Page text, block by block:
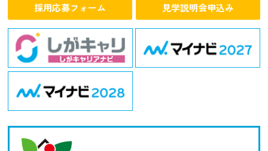
採用応募フォーム 見学説明会申込み